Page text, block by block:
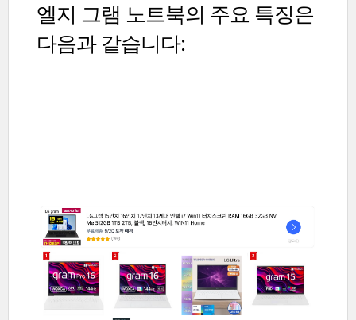
엘지 그램 노트북의 주요 특징은
다음과 같습니다: